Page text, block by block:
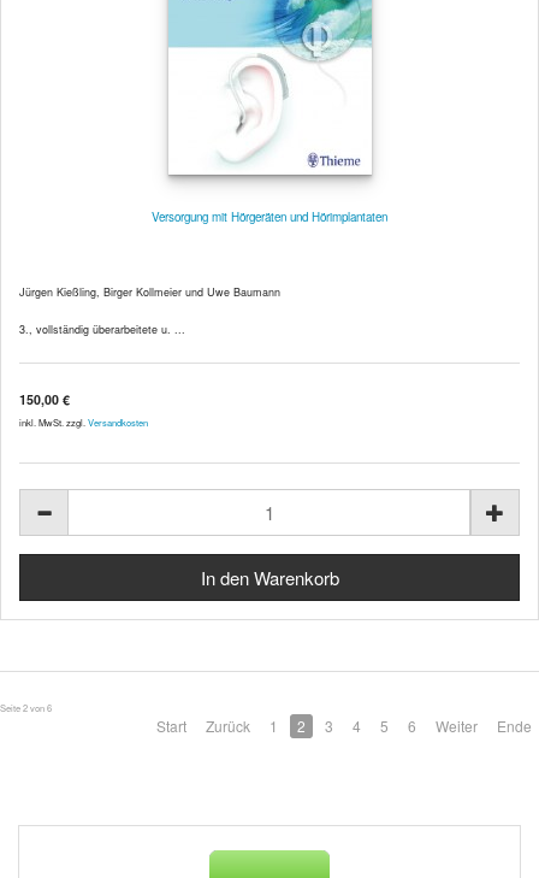
Versorgung mit Hörgeräten und Hörimplantaten
Jürgen Kießling, Birger Kollmeier und Uwe Baumann
3., vollständig überarbeitete u. ...
150,00 €
inkl. MwSt. zzgl. Versandkosten
Seite 2 von 6
Start Zurück 1 2 3 4 5 6 Weiter Ende